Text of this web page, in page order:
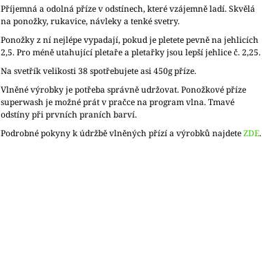
Příjemná a odolná příze v odstínech, které vzájemně ladí. Skvělá
na ponožky, rukavice, návleky a tenké svetry.
Ponožky z ní nejlépe vypadají, pokud je pletete pevně na jehlicích
2,5. Pro méně utahující pletaře a pletařky jsou lepší jehlice č. 2,25.
Na svetřík velikosti 38 spotřebujete asi 450g příze.
Vlněné výrobky je potřeba správně udržovat. Ponožkové příze
superwash je možné prát v pračce na program vlna. Tmavé
odstíny při prvních praních barví.
Podrobné pokyny k údržbě vlněných přízí a výrobků najdeteZDE.